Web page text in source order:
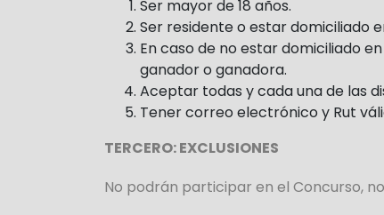
Ser mayor de 18 años.
Ser residente o estar domiciliado
En caso de no estar domiciliado
ganador o ganadora.
Aceptar todas y cada una de las
Tener correo electrónico y Rut
TERCERO: EXCLUSIONES
No podrán participar en el Concurso,